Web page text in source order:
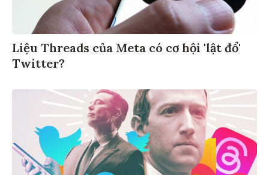
Liệu Threads của Meta có cơ hội 'lật đổ'
Twitter?